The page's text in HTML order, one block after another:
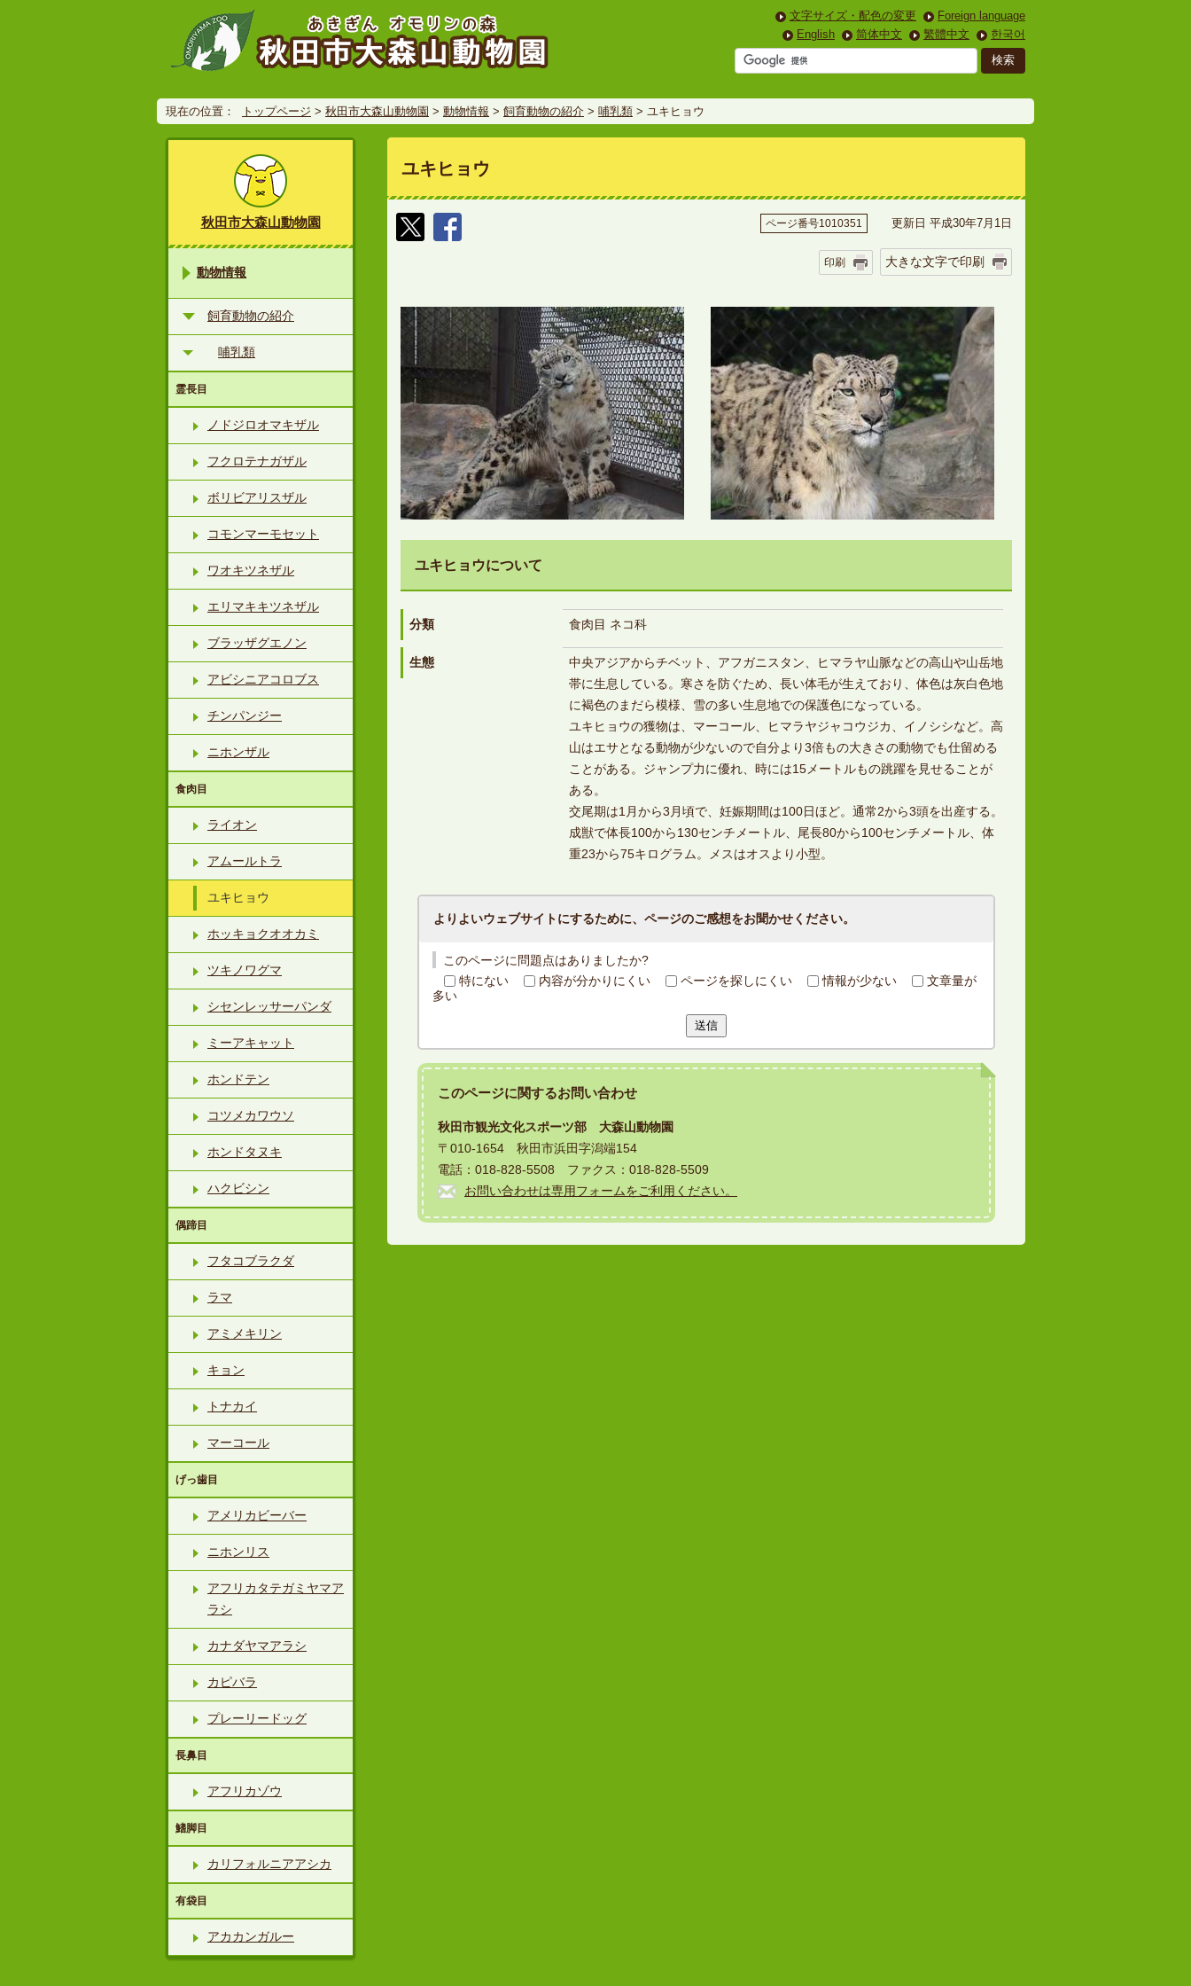
文字サイズ・配色の変更
Foreign language
English
简体中文 繁體中文 한국어
現在の位置： トップページ > 秋田市大森山動物園 > 動物情報 > 飼育動物の紹介 > 哺乳類 > ユキヒョウ
ユキヒョウ
ページ番号1010351 更新日 平成30年7月1日
印刷 大きな文字で印刷
ユキヒョウについて
分類 食肉目 ネコ科
生態
中央アジアからチベット、アフガニスタン、ヒマラヤ山脈などの高山や山岳地
帯に生息している。寒さを防ぐため、長い体毛が生えており、体色は灰白色地
に褐色のまだら模様、雪の多い生息地での保護色になっている。
ユキヒョウの獲物は、マーコール、ヒマラヤジャコウジカ、イノシシなど。高
山はエサとなる動物が少ないので自分より3倍もの大きさの動物でも仕留める
ことがある。ジャンプ力に優れ、時には15メートルもの跳躍を見せることが
ある。
交尾期は1月から3月頃で、妊娠期間は100日ほど。通常2から3頭を出産する。
成獣で体長100から130センチメートル、尾長80から100センチメートル、体
重23から75キログラム。メスはオスより小型。
よりよいウェブサイトにするために、ページのご感想をお聞かせください。
このページに問題点はありましたか?
特にない
内容が分かりにくい ページを探しにくい 情報が少ない
文章量が
多い
送信
このページに関するお問い合わせ
秋田市観光文化スポーツ部 大森山動物園
〒010-1654 秋田市浜田字潟端154
電話：018-828-5508 ファクス：018-828-5509
お問い合わせは専用フォームをご利用ください。
秋田市大森山動物園
動物情報
飼育動物の紹介
哺乳類
霊長目
ノドジロオマキザル
フクロテナガザル
ボリビアリスザル
コモンマーモセット
ワオキツネザル
エリマキキツネザル
ブラッザグエノン
アビシニアコロブス
チンパンジー
ニホンザル
食肉目
ライオン
アムールトラ
ユキヒョウ
ホッキョクオオカミ
ツキノワグマ
シセンレッサーパンダ
ミーアキャット
ホンドテン
コツメカワウソ
ホンドタヌキ
ハクビシン
偶蹄目
フタコブラクダ
ラマ
アミメキリン
キョン
トナカイ
マーコール
げっ歯目
アメリカビーバー
ニホンリス
アフリカタテガミヤマア
ラシ
カナダヤマアラシ
カピバラ
プレーリードッグ
長鼻目
アフリカゾウ
鰭脚目
カリフォルニアアシカ
有袋目
アカカンガルー